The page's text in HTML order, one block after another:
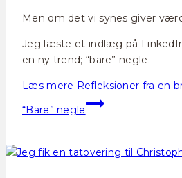
Men om det vi synes giver
Jeg læste et indlæg på
en ny trend; “bare” negle.
Læs mere Refleksioner fra en
“Bare” negle